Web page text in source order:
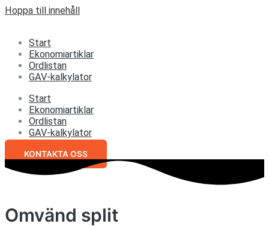
Hoppa till innehåll
Start
Ekonomiartiklar
Ordlistan
GAV-kalkylator
Start
Ekonomiartiklar
Ordlistan
GAV-kalkylator
KONTAKTA OSS
Omvänd split